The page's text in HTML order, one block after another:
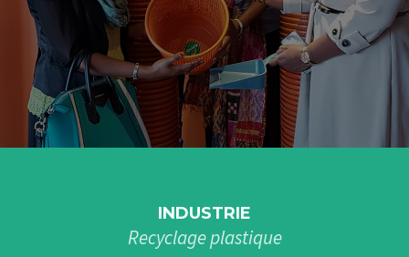
SOLLICITER NOUS
INDUSTRIE
Recyclage plastique